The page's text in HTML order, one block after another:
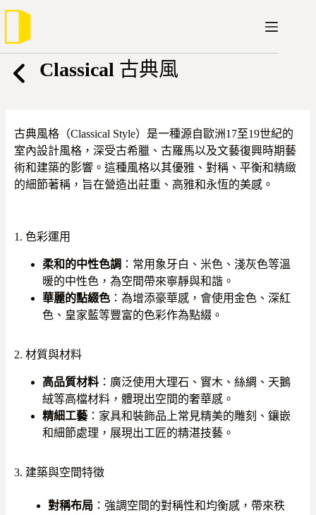
跳
主
Classical 古典風
古典風格（Classical Style）是一種源自歐洲17至19世紀的
室內設計風格，深受古希臘、古羅馬以及文藝復興時期藝
術和建築的影響。這種風格以其優雅、對稱、平衡和精緻
的細節著稱，旨在營造出莊重、高雅和永恆的美感。
1. 色彩運用
柔和的中性色調 ：常用象牙白、米色、淺灰色等溫
暖的中性色，為空間帶來寧靜與和諧。
華麗的點綴色 ：為增添豪華感，會使用金色、深紅
色、皇家藍等豐富的色彩作為點綴。
2. 材質與材料
高品質材料 ：廣泛使用大理石、實木、絲綢、天鵝
絨等高檔材料，體現出空間的奢華感。
精細工藝 ：家具和裝飾品上常見精美的雕刻、鑲嵌
和細節處理，展現出工匠的精湛技藝。
3. 建築與空間特徵
對稱布局 ：強調空間的對稱性和均衡感，帶來秩